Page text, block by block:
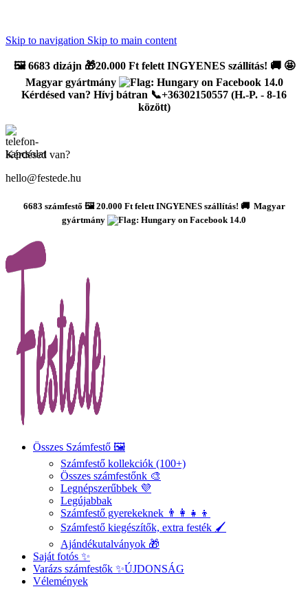
Skip to navigation Skip to main content
🖼️6683 dizájn 🎁20.000 Ft felett INGYENES szállítás! 🚚 🤩
Magyar gyártmány
Kérdésed van? Hívj bátran 📞+36302150557 (H.-P. - 8-16
között)
Kérdésed van?
hello@festede.hu
6683 számfestő 🖼️ 20.000 Ft felett INGYENES szállítás! 🚚 Magyar
gyártmány
Összes Számfestő 🖼️
Számfestő kollekciók (100+)
Összes számfestőnk 🎨
Legnépszerűbbek 💜
Legújabbak
Számfestő gyerekeknek 👨‍👩‍👧‍👦
Számfestő kiegészítők, extra festék 🖌️
Ajándékutalványok 🎁
Saját fotós ✨
Varázs számfestők ✨ÚJDONSÁG
Vélemények